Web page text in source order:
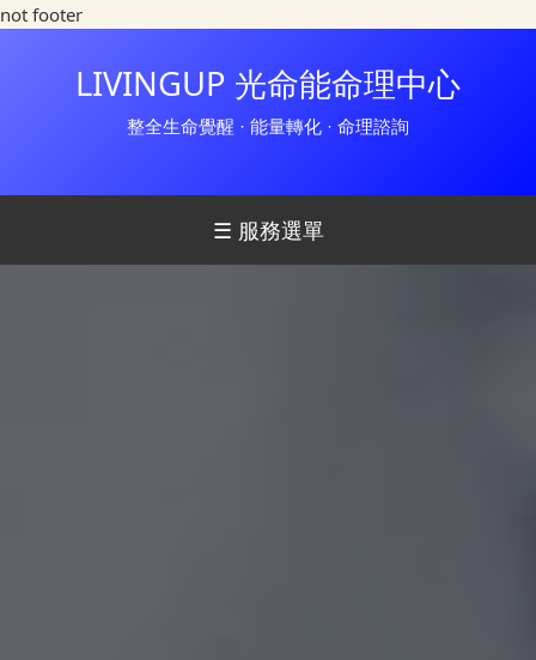
not footer
LIVINGUP 光命能命理中心
整全生命覺醒 · 能量轉化 · 命理諮詢
☰ 服務選單